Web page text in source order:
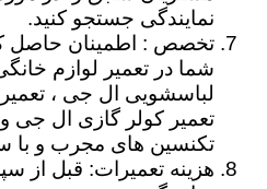
نمایندگی جستجو کنید.
تخصص : اطمینان حاصل
شما در تعمیر لوازم
لباسشویی ال جی ،
تعمیر کولر گازی ال جی
تکنسین های مجرب و با
هزینه تعمیرات: قبل از